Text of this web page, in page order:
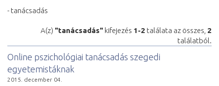
- tanácsadás
A(z) "tanácsadás" kifejezés 1-2 találata az összes, 2
találatból.
Online pszichológiai tanácsadás szegedi
egyetemistáknak
2015. december 04.